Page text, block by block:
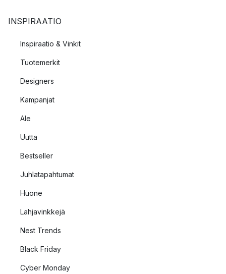
INSPIRAATIO
Inspiraatio & Vinkit
Tuotemerkit
Designers
Kampanjat
Ale
Uutta
Bestseller
Juhlatapahtumat
Huone
Lahjavinkkejä
Nest Trends
Black Friday
Cyber Monday